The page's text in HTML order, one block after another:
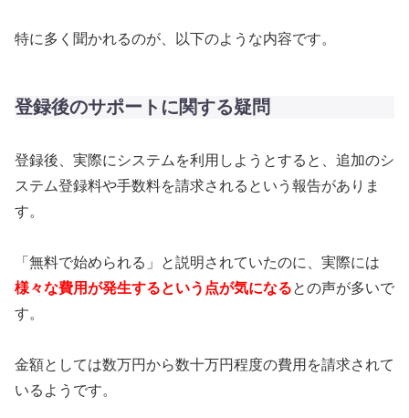
特に多く聞かれるのが、以下のような内容です。
登録後のサポートに関する疑問
登録後、実際にシステムを利用しようとすると、追加のシ
ステム登録料や手数料を請求されるという報告がありま
す。
「無料で始められる」と説明されていたのに、実際には
様々な費用が発生するという点が気になるとの声が多いで
す。
金額としては数万円から数十万円程度の費用を請求されて
いるようです。